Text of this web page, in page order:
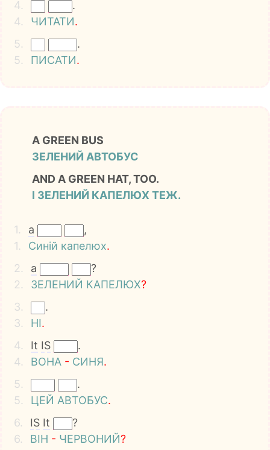
4.
.
4.
ЧИТАТИ.
5.
.
5.
ПИСАТИ.
A GREEN BUS
ЗЕЛЕНИЙ АВТОБУС
AND A GREEN HAT, TOO.
І ЗЕЛЕНИЙ КАПЕЛЮХ ТЕЖ.
1. a
,
1.
Синій капелюх.
2.
a
?
2.
ЗЕЛЕНИЙ КАПЕЛЮХ?
3.
.
3.
НІ.
4.
It IS
.
4.
ВОНА - СИНЯ.
5.
.
5.
ЦЕЙ АВТОБУС.
6.
IS It
?
6.
ВІН - ЧЕРВОНИЙ?